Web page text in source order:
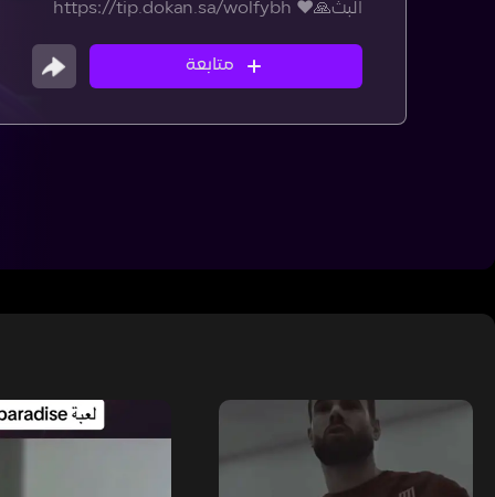
البث🙏❤ https://tip.dokan.sa/wolfybh
متابعة